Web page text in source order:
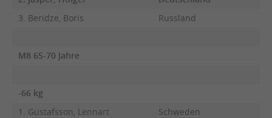
3. Beridze, Boris
Russland
M8 65-70 Jahre
-66 kg
1. Gustafsson, Lennart
Schweden